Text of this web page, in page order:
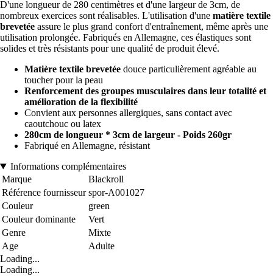
D'une longueur de 280 centimètres et d'une largeur de 3cm, de
nombreux exercices sont réalisables. L'utilisation d'une matière textile
brevetée assure le plus grand confort d'entraînement, même après une
utilisation prolongée. Fabriqués en Allemagne, ces élastiques sont
solides et très résistants pour une qualité de produit élevé.
Matière textile brevetée douce particulièrement agréable au
toucher pour la peau
Renforcement des groupes musculaires dans leur totalité et
amélioration de la flexibilité
Convient aux personnes allergiques, sans contact avec
caoutchouc ou latex
280cm de longueur * 3cm de largeur - Poids 260gr
Fabriqué en Allemagne, résistant
Informations complémentaires
Marque
Blackroll
Référence fournisseur spor-A001027
Couleur
green
Couleur dominante
Vert
Genre
Mixte
Age
Adulte
Loading...
Loading...